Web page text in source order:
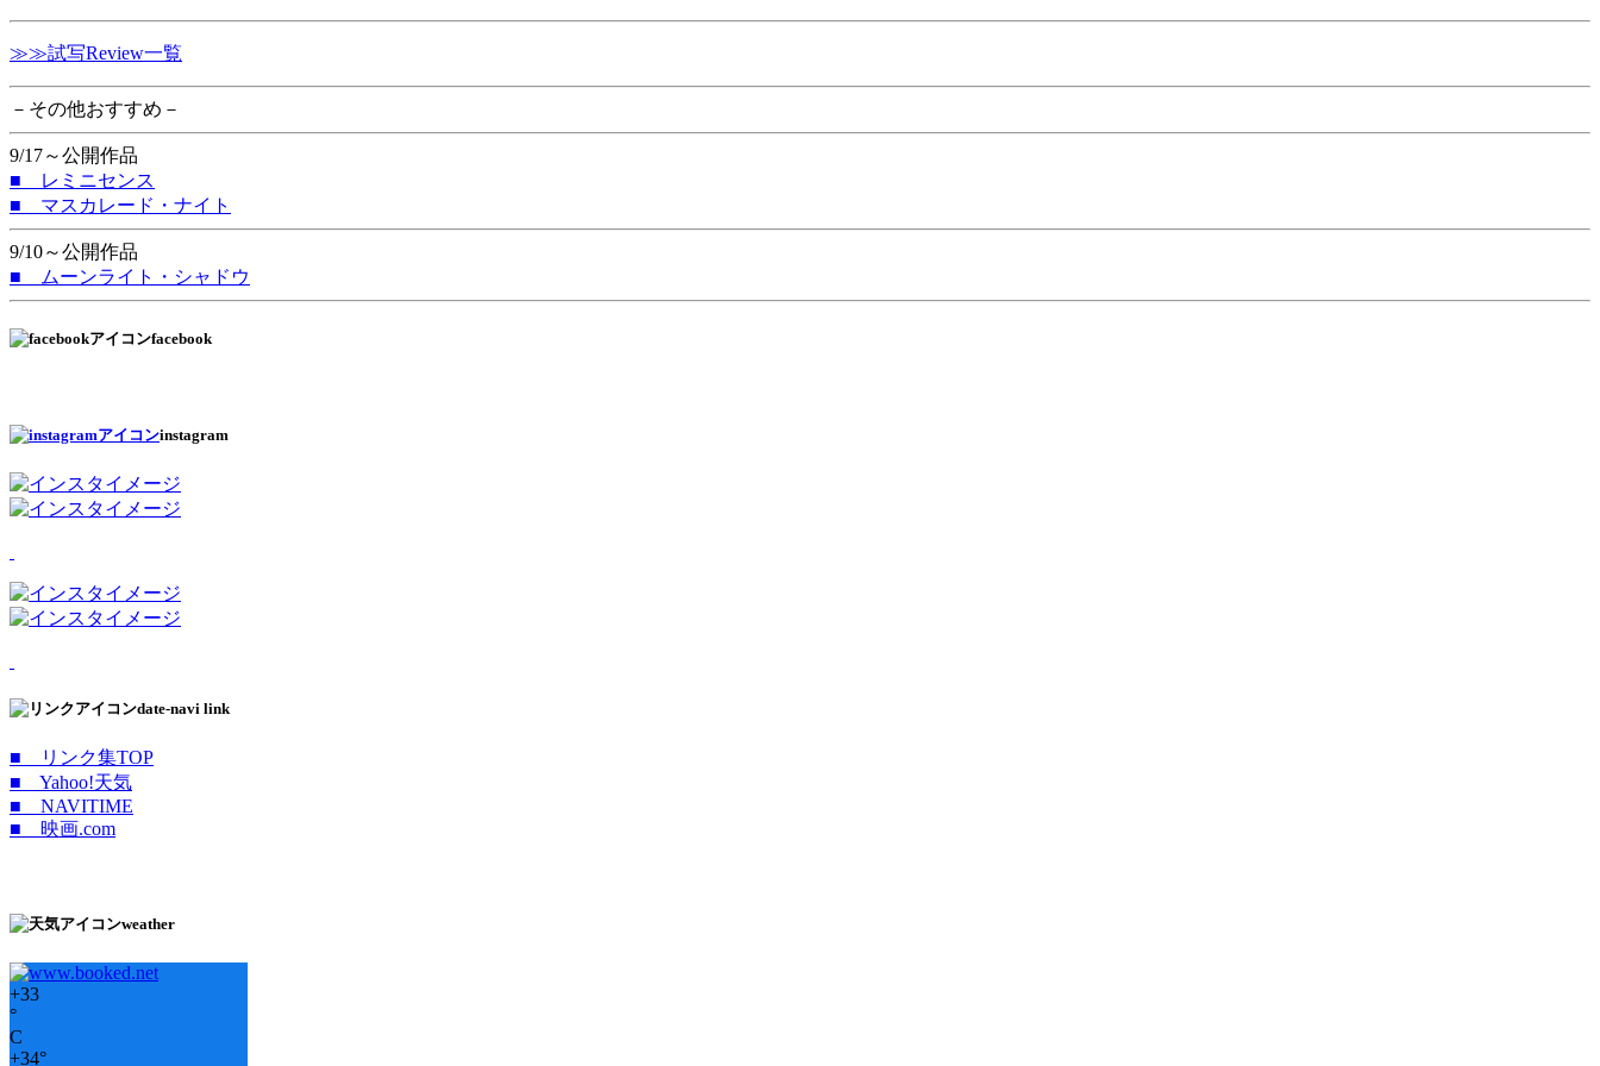
≫≫試写Review一覧
－その他おすすめ－
9/17～公開作品
■ レミニセンス
■ マスカレード・ナイト
9/10～公開作品
■ ムーンライト・シャドウ
facebook
instagram
date-navi link
■ リンク集TOP
■ Yahoo!天気
■ NAVITIME
■ 映画.com
weather
+33
°
C
+34°